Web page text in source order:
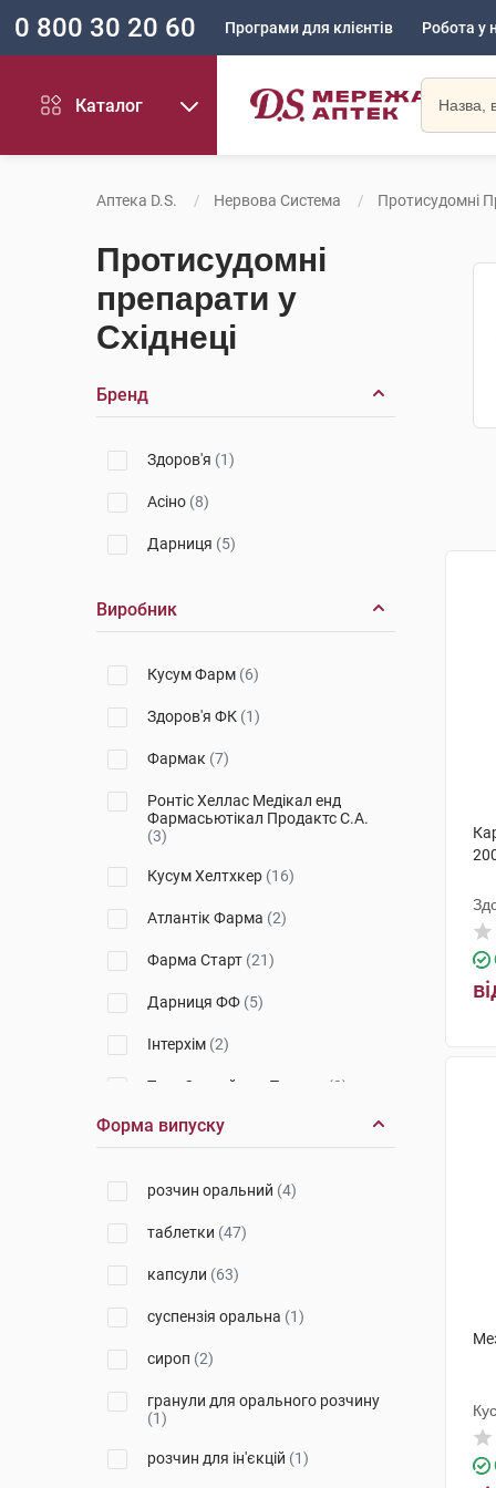
0 800 30 20 60 Програми для клієнтів Робота у
Каталог
Аптека D.S. Нервова Система Протисудомні
Протисудомні
препарати у
Східнеці
Бренд
Здоров'я (1)
Асіно (8)
Дарниця (5)
Виробник
Кусум Фарм (6)
Здоров'я ФК (1)
Фармак (7)
Ронтіс Хеллас Медікал енд
Фармасьютікал Продактс С.А.
(3)
Кусум Хелтхкер (16)
Атлантік Фарма (2)
Фарма Старт (21)
Дарниця ФФ (5)
Інтерхім (2)
Тева Оперейшнз Поланд (3)
Київський вітамінний завод
(1)
Лек Фармацевтична компанія
(3)
Маріфарм(3)
Уорлд Медицин Ілач Сан. Ве
Тідж
(1)
Форма випуску
розчин оральний (4)
таблетки (47)
капсули (63)
суспензія оральна (1)
сироп (2)
гранули для орального розчину
(1)
розчин для ін'єкцій (1)